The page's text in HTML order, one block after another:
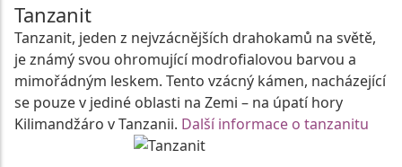
Tanzanit
Tanzanit, jeden z nejvzácnějších drahokamů na světě,
je známý svou ohromující modrofialovou barvou a
mimořádným leskem. Tento vzácný kámen, nacházející
se pouze v jediné oblasti na Zemi – na úpatí hory
Kilimandžáro v Tanzanii. Další informace o tanzanitu